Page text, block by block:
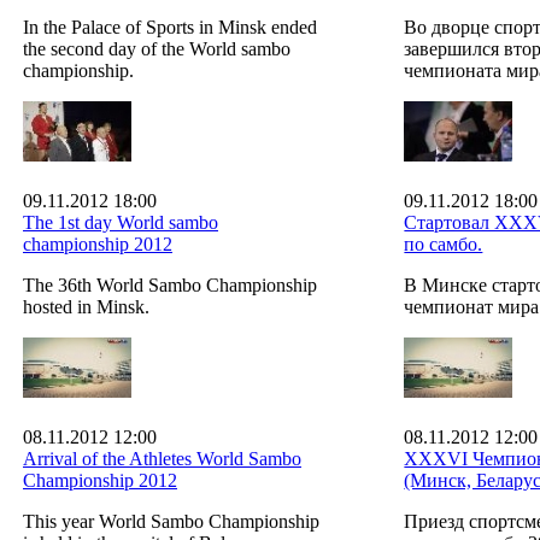
In the Palace of Sports in Minsk ended
the second day of the World sambo
championship.
Во дворце
завершился
чемпионата
09.11.2012 18:00
The 1st day World sambo
championship 2012
The 36th World Sambo Championship
hosted in Minsk.
09.11.2012 18:00
Стартовал
по самбо.
В Минске
чемпионат
08.11.2012 12:00
Arrival of the Athletes World Sambo
Championship 2012
This year World Sambo Championship
08.11.2012 12:00
XXXVI
(Минск,
Приезд